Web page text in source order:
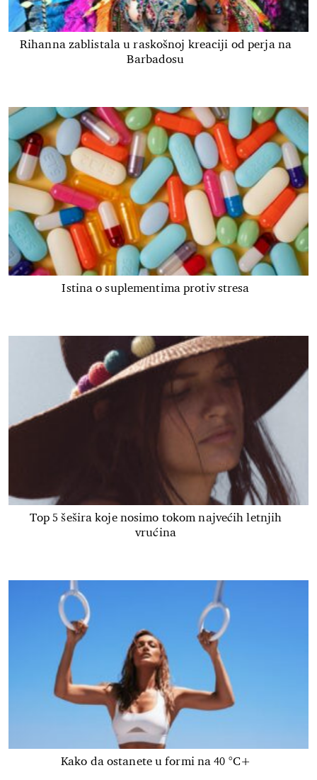
Rihanna zablistala u raskošnoj kreaciji od perja na
Barbadosu
Istina o suplementima protiv stresa
Top 5 šešira koje nosimo tokom najvećih letnjih
vrućina
Kako da ostanete u formi na 40 °C+